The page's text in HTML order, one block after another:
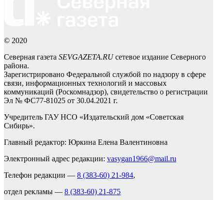
© 2020
Северная газета SEVGAZETA.RUсетевое издание Северного
района.
Зарегистрировано Федеральной службой по надзору в сфере
связи, информационных технологий и массовых
коммуникаций (Роскомнадзор), свидетельство о регистрации
Эл № ФС77-81025 от 30.04.2021 г.
Учредитель ГАУ НСО «Издательский дом «Советская
Сибирь».
Главный редактор: Юркина Елена Валентиновна
Электронный адрес редакции: vasygan1966@mail.ru
Телефон редакции — 8 (383-60) 21-984,
отдел рекламы — 8 (383-60) 21-875